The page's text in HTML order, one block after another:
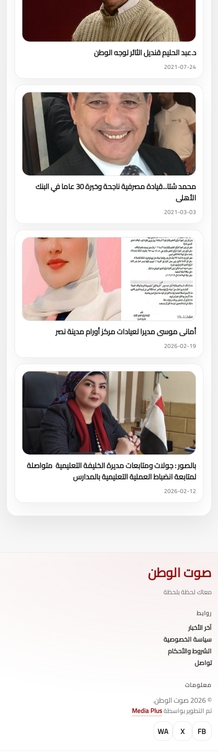
د.عبد الحليم قنديل الثائر لوجه الوطن
2021-07-24
محمد شتا...قيادة مصرفية ناجحة وخبرة 30 عاما في البنك
الأهلى
2021-03-03
أمانى موسى مديرا لعيادات مركز أورام مدينة نصر
2026-02-19
بالصور : جولات ومتابعات مديرة الخليفة التعليمية متواصلة
لمتابعة انضباط العملية التعليمية بالمدارس
2026-02-12
صوت الوطن
معاك لحظة بلحظة
روابط
آخر الأخبار
سياسة الخصوصية
الشروط والأحكام
تواصل
معلومات
© 2026 صوت الوطن.
تم التطوير بواسطةMedia Plus
FB
X
WA